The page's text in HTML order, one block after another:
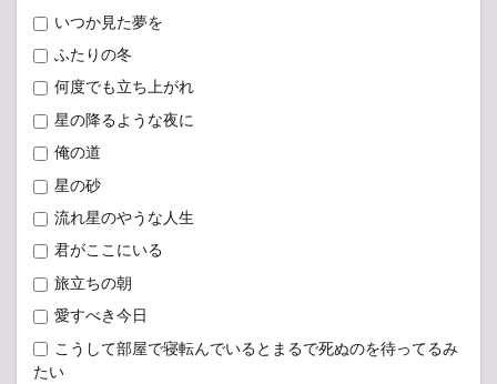
いつか見た夢を
ふたりの冬
何度でも立ち上がれ
星の降るような夜に
俺の道
星の砂
流れ星のやうな人生
君がここにいる
旅立ちの朝
愛すべき今日
こうして部屋で寝転んでいるとまるで死ぬのを待ってるみ
たい